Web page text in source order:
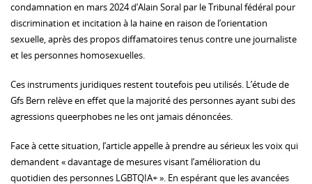
condamnation en mars 2024 d’Alain Soral par le Tribunal fédéral pour
discrimination et incitation à la haine en raison de l’orientation
sexuelle, après des propos diffamatoires tenus contre une journaliste
et les personnes homosexuelles.
Ces instruments juridiques restent toutefois peu utilisés. L’étude de
Gfs Bern relève en effet que la majorité des personnes ayant subi des
agressions queerphobes ne les ont jamais dénoncées.
Face à cette situation, l’article appelle à prendre au sérieux les voix qui
demandent « davantage de mesures visant l’amélioration du
quotidien des personnes LGBTQIA+ ». En espérant que les avancées